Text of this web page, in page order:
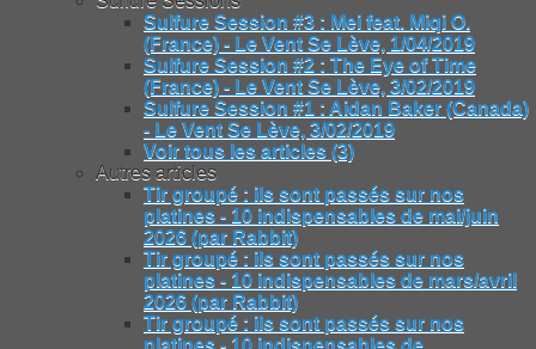
Sulfure Session #3 : Mei feat. Miqi O.
(France) - Le Vent Se Lève, 1/04/2019
Sulfure Session #2 : The Eye of Time
(France) - Le Vent Se Lève, 3/02/2019
Sulfure Session #1 : Aidan Baker (Canada)
- Le Vent Se Lève, 3/02/2019
Voir tous les articles (3)
Autres articles
Tir groupé : ils sont passés sur nos
platines - 10 indispensables de mai/juin
2026 (par Rabbit)
Tir groupé : ils sont passés sur nos
platines - 10 indispensables de mars/avril
2026 (par Rabbit)
Tir groupé : ils sont passés sur nos
platines - 10 indispensables de